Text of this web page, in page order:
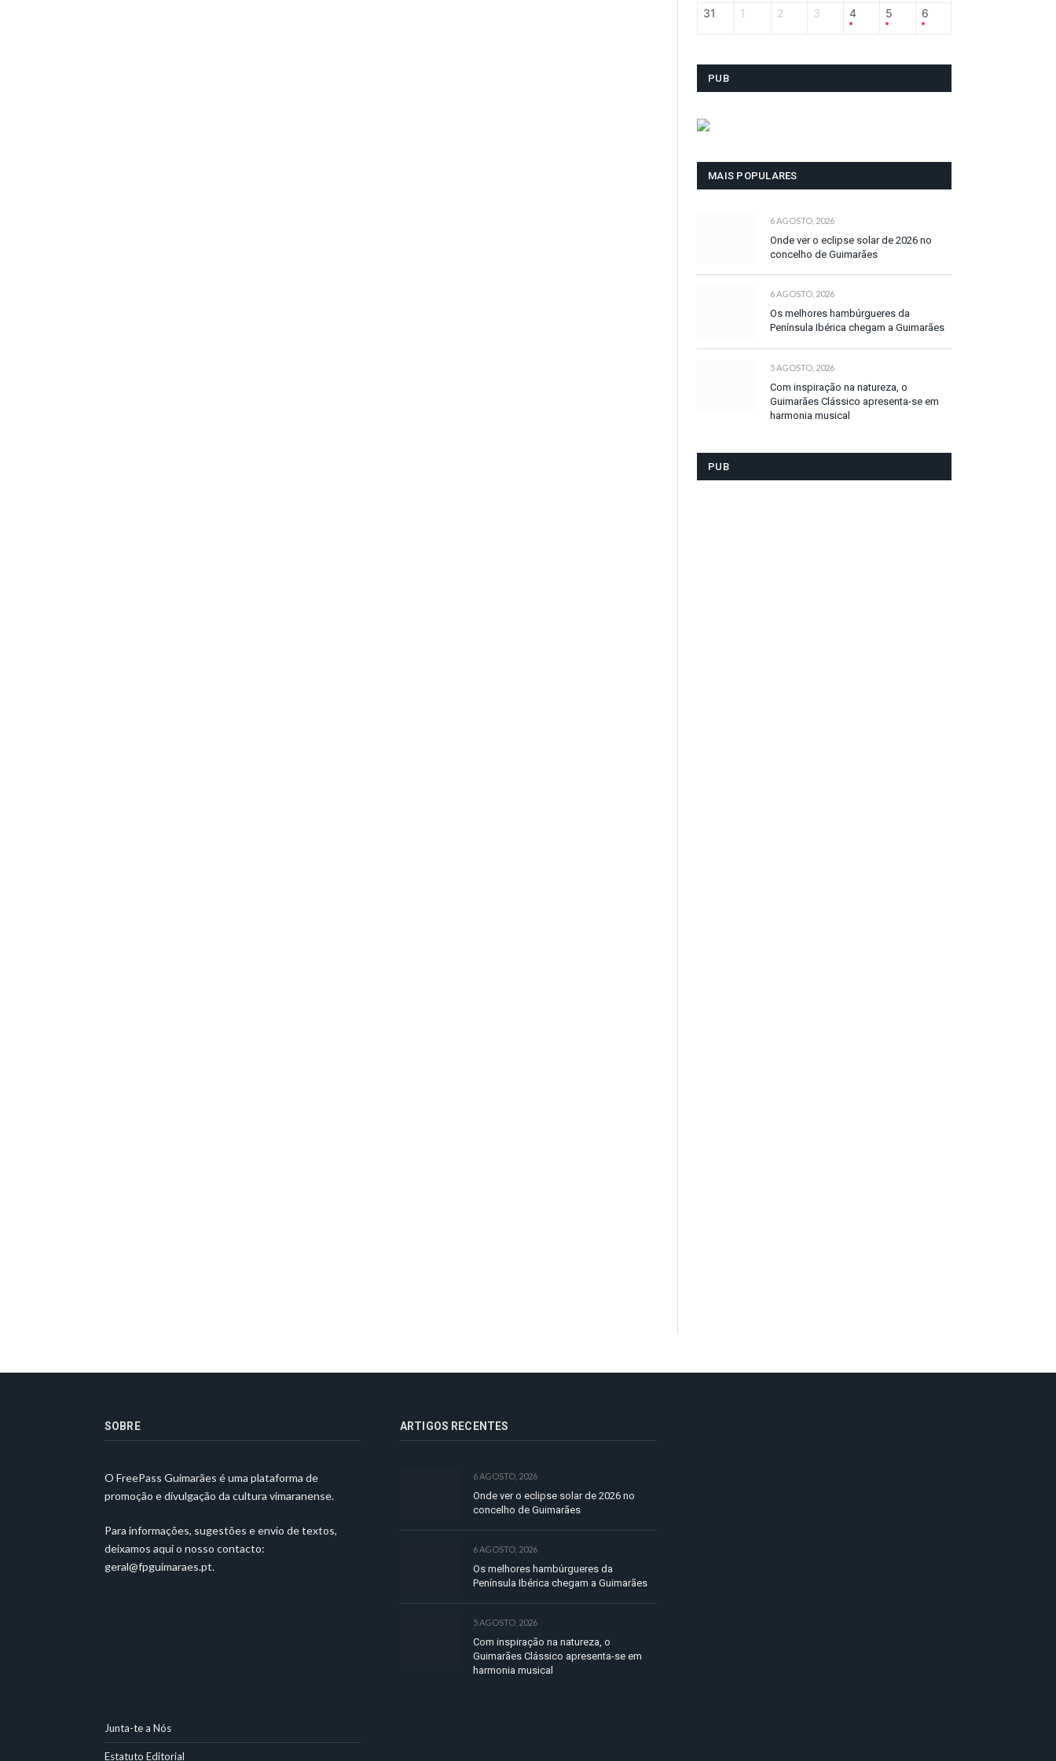
31 1 2 3 4 5 6
PUB
MAIS POPULARES
6 AGOSTO, 2026
Onde ver o eclipse solar de 2026 no
concelho de Guimarães
6 AGOSTO, 2026
Os melhores hambúrgueres da
Península Ibérica chegam a Guimarães
5 AGOSTO, 2026
Com inspiração na natureza, o
Guimarães Clássico apresenta-se em
harmonia musical
PUB
SOBRE
O FreePass Guimarães é uma plataforma de
promoção e divulgação da cultura vimaranense.
Para informações, sugestões e envio de textos,
deixamos aqui o nosso contacto:
geral@fpguimaraes.pt.
ARTIGOS RECENTES
6 AGOSTO, 2026
Onde ver o eclipse solar de 2026 no
concelho de Guimarães
6 AGOSTO, 2026
Os melhores hambúrgueres da
Península Ibérica chegam a Guimarães
5 AGOSTO, 2026
Com inspiração na natureza, o
Guimarães Clássico apresenta-se em
harmonia musical
Junta-te a Nós
Estatuto Editorial